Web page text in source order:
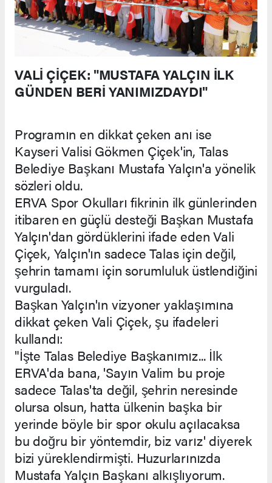
VALİ ÇİÇEK: "MUSTAFA YALÇIN İLK
GÜNDEN BERİ YANIMIZDAYDI"
Programın en dikkat çeken anı ise
Kayseri Valisi Gökmen Çiçek'in, Talas
Belediye Başkanı Mustafa Yalçın'a yönelik
sözleri oldu.
ERVA Spor Okulları fikrinin ilk günlerinden
itibaren en güçlü desteği Başkan Mustafa
Yalçın'dan gördüklerini ifade eden Vali
Çiçek, Yalçın'ın sadece Talas için değil,
şehrin tamamı için sorumluluk üstlendiğini
vurguladı.
Başkan Yalçın'ın vizyoner yaklaşımına
dikkat çeken Vali Çiçek, şu ifadeleri
kullandı:
"İşte Talas Belediye Başkanımız... İlk
ERVA'da bana, 'Sayın Valim bu proje
sadece Talas'ta değil, şehrin neresinde
olursa olsun, hatta ülkenin başka bir
yerinde böyle bir spor okulu açılacaksa
bu doğru bir yöntemdir, biz varız' diyerek
bizi yüreklendirmişti. Huzurlarınızda
Mustafa Yalçın Başkanı alkışlıyorum.